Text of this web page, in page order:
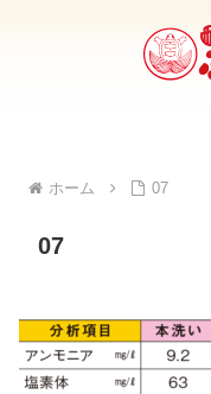
ホーム 07
07